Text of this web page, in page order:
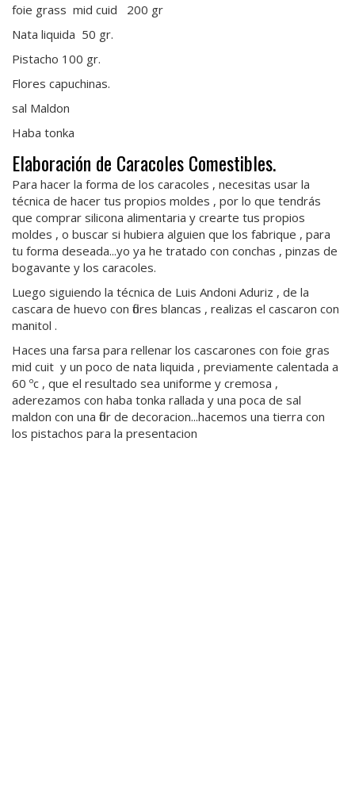
foie grass mid cuid 200 gr
Nata liquida 50 gr.
Pistacho 100 gr.
Flores capuchinas.
sal Maldon
Haba tonka
Elaboración de Caracoles Comestibles.
Para hacer la forma de los caracoles , necesitas usar la
técnica de hacer tus propios moldes , por lo que tendrás
que comprar silicona alimentaria y crearte tus propios
moldes , o buscar si hubiera alguien que los fabrique , para
tu forma deseada...yo ya he tratado con conchas , pinzas de
bogavante y los caracoles.
Luego siguiendo la técnica de Luis Andoni Aduriz , de la
cascara de huevo con flores blancas , realizas el cascaron con
manitol .
Haces una farsa para rellenar los cascarones con foie gras
mid cuit y un poco de nata liquida , previamente calentada a
60 ºc , que el resultado sea uniforme y cremosa ,
aderezamos con haba tonka rallada y una poca de sal
maldon con una flor de decoracion...hacemos una tierra con
los pistachos para la presentacion